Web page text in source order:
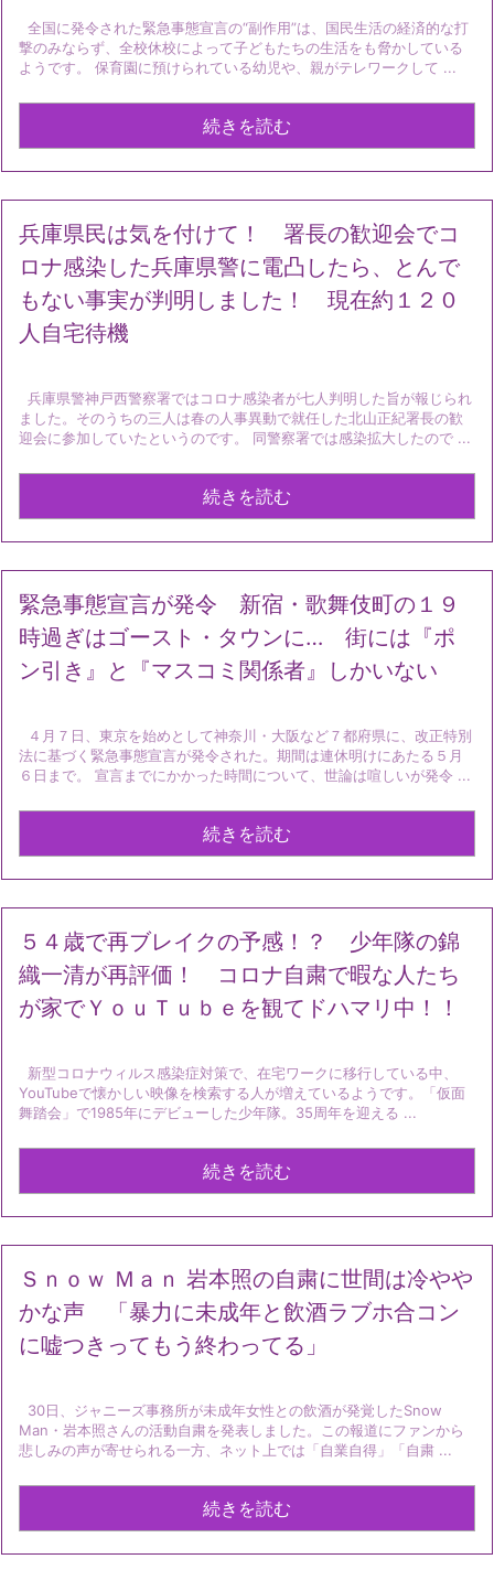
全国に発令された緊急事態宣言の“副作用”は、国民生活の経済的な打
撃のみならず、全校休校によって子どもたちの生活をも脅かしている
ようです。 保育園に預けられている幼児や、親がテレワークして ...
続きを読む
兵庫県民は気を付けて！ 署長の歓迎会でコ
ロナ感染した兵庫県警に電凸したら、とんで
もない事実が判明しました！ 現在約１２０
人自宅待機
兵庫県警神戸西警察署ではコロナ感染者が七人判明した旨が報じられ
ました。そのうちの三人は春の人事異動で就任した北山正紀署長の歓
迎会に参加していたというのです。 同警察署では感染拡大したので ...
続きを読む
緊急事態宣言が発令 新宿・歌舞伎町の１９
時過ぎはゴースト・タウンに… 街には『ポ
ン引き』と『マスコミ関係者』しかいない
４月７日、東京を始めとして神奈川・大阪など７都府県に、改正特別
法に基づく緊急事態宣言が発令された。期間は連休明けにあたる５月
６日まで。 宣言までにかかった時間について、世論は喧しいが発令 ...
続きを読む
５４歳で再ブレイクの予感！？ 少年隊の錦
織一清が再評価！ コロナ自粛で暇な人たち
が家でＹｏｕＴｕｂｅを観てドハマリ中！！
新型コロナウィルス感染症対策で、在宅ワークに移行している中、
YouTubeで懐かしい映像を検索する人が増えているようです。「仮面
舞踏会」で1985年にデビューした少年隊。35周年を迎える ...
続きを読む
Ｓｎｏｗ Ｍａｎ 岩本照の自粛に世間は冷やや
かな声 「暴力に未成年と飲酒ラブホ合コン
に嘘つきってもう終わってる」
30日、ジャニーズ事務所が未成年女性との飲酒が発覚したSnow
Man・岩本照さんの活動自粛を発表しました。この報道にファンから
悲しみの声が寄せられる一方、ネット上では「自業自得」「自粛 ...
続きを読む